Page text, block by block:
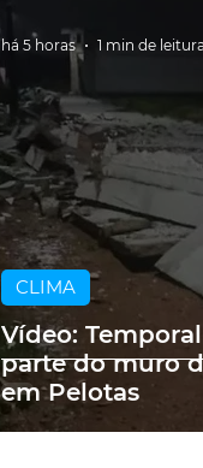
Vídeo:
parte do muro
em Pelotas
CLIMA
há 5 horas 1 min de leitura